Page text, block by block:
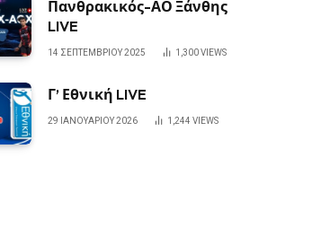
Πανθρακικός-ΑΟ Ξάνθης
LIVE
14 ΣΕΠΤΕΜΒΡΊΟΥ 2025 1,300VIEWS
Γ’ Εθνική LIVE
29 ΙΑΝΟΥΑΡΊΟΥ 2026 1,244 VIEWS